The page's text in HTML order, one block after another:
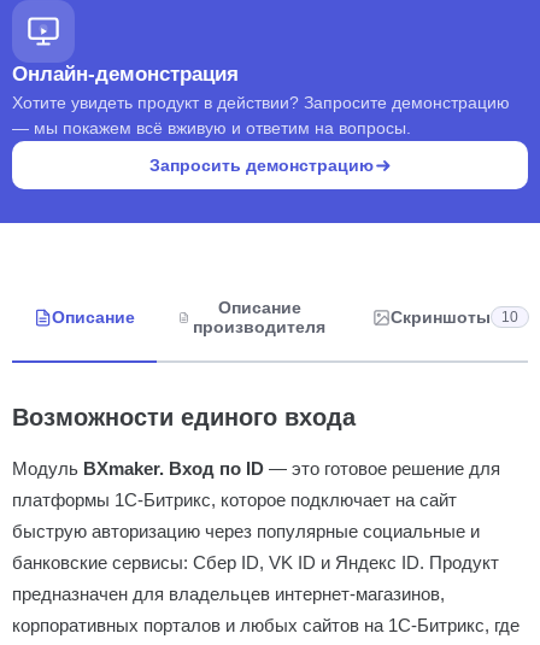
Онлайн-демонстрация
Хотите увидеть продукт в действии? Запросите демонстрацию
— мы покажем всё вживую и ответим на вопросы.
Запросить демонстрацию
Описание
Описание
производителя
Скриншоты 10
Возможности единого входа
Модуль BXmaker. Вход по ID — это готовое решение для
платформы 1С-Битрикс, которое подключает на сайт
быструю авторизацию через популярные социальные и
банковские сервисы: Сбер ID, VK ID и Яндекс ID. Продукт
предназначен для владельцев интернет-магазинов,
корпоративных порталов и любых сайтов на 1С-Битрикс, где